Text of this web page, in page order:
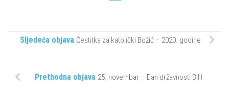
Sljedeća objava Čestitka za katolički Božić – 2020. godine
Prethodna objava 25. novembar – Dan državnosti BiH